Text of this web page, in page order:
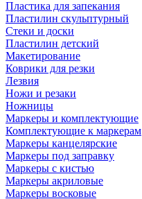
Пластика для запекания
Пластилин скульптурный
Стеки и доски
Пластилин детский
Макетирование
Коврики для резки
Лезвия
Ножи и резаки
Ножницы
Маркеры и комплектующие
Комплектующие к маркерам
Маркеры канцелярские
Маркеры под заправку
Маркеры с кистью
Маркеры акриловые
Маркеры восковые